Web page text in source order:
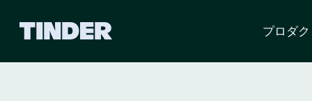
プロダ